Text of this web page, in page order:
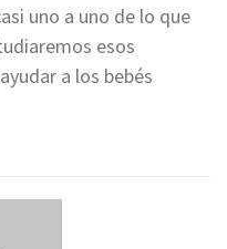
uno a uno de lo que
esos
a los bebés